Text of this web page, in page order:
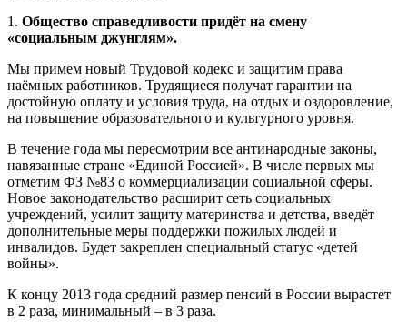
1. Общество справедливости придёт на смену
«социальным джунглям».
Мы примем новый Трудовой кодекс и защитим права
наёмных работников. Трудящиеся получат гарантии на
достойную оплату и условия труда, на отдых и оздоровление,
на повышение образовательного и культурного уровня.
В течение года мы пересмотрим все антинародные законы,
навязанные стране «Единой Россией». В числе первых мы
отметим ФЗ №83 о коммерциализации социальной сферы.
Новое законодательство расширит сеть социальных
учреждений, усилит защиту материнства и детства, введёт
дополнительные меры поддержки пожилых людей и
инвалидов. Будет закреплен специальный статус «детей
войны».
К концу 2013 года средний размер пенсий в России вырастет
в 2 раза, минимальный – в 3 раза.